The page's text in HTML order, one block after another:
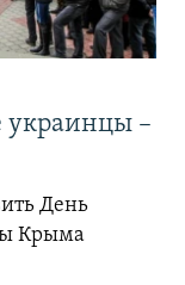
украинцы –
День
Крыма